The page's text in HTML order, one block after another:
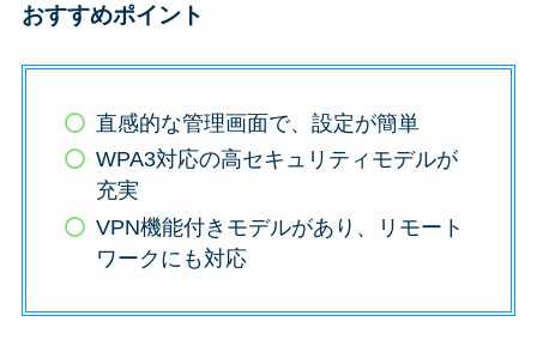
おすすめポイント
直感的な管理画面で、設定が簡単
WPA3対応の高セキュリティモデルが
充実
VPN機能付きモデルがあり、リモート
ワークにも対応